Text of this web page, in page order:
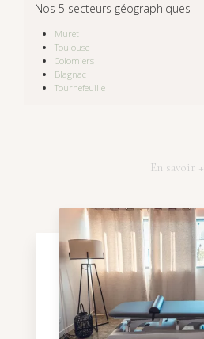
Nos 5 secteurs géographiques
Muret
Toulouse
Colomiers
Blagnac
Tournefeuille
En savoir +